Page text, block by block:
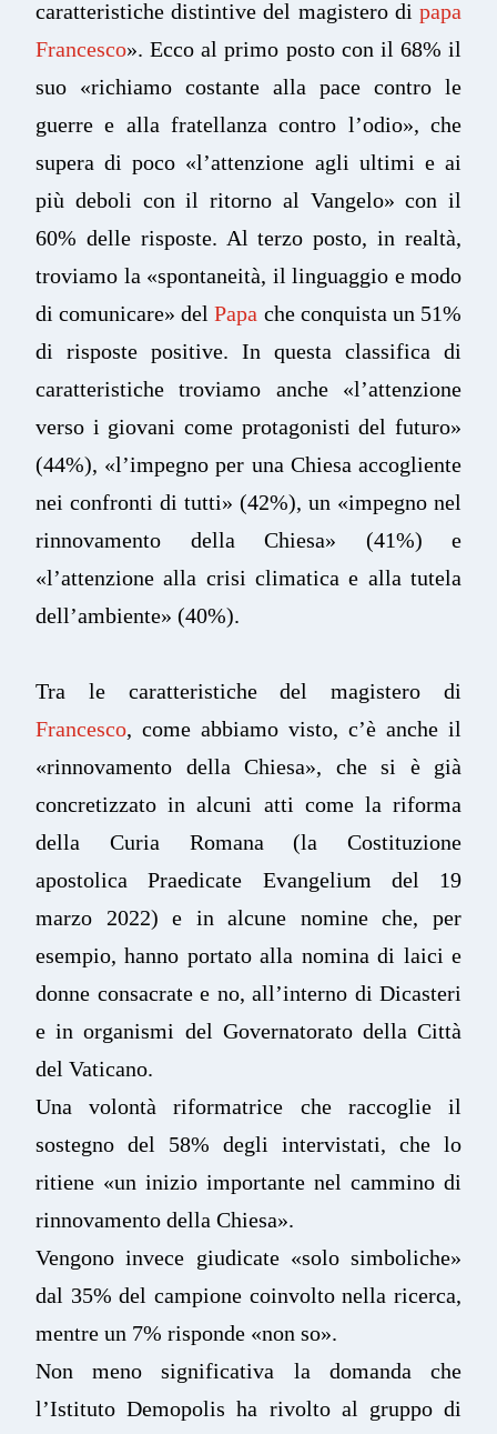
caratteristiche distintive del magistero di papa
Francesco». Ecco al primo posto con il 68% il
suo «richiamo costante alla pace contro le
guerre e alla fratellanza contro l’odio», che
supera di poco «l’attenzione agli ultimi e ai
più deboli con il ritorno al Vangelo» con il
60% delle risposte. Al terzo posto, in realtà,
troviamo la «spontaneità, il linguaggio e modo
di comunicare» delPapa che conquista un 51%
di risposte positive. In questa classifica di
caratteristiche troviamo anche «l’attenzione
verso i giovani come protagonisti del futuro»
(44%), «l’impegno per una Chiesa accogliente
nei confronti di tutti» (42%), un «impegno nel
rinnovamento della Chiesa» (41%) e
«l’attenzione alla crisi climatica e alla tutela
dell’ambiente» (40%).
Tra le caratteristiche del magistero di
Francesco, come abbiamo visto, c’è anche il
«rinnovamento della Chiesa», che si è già
concretizzato in alcuni atti come la riforma
della Curia Romana (la Costituzione
apostolica Praedicate Evangelium del 19
marzo 2022) e in alcune nomine che, per
esempio, hanno portato alla nomina di laici e
donne consacrate e no, all’interno di Dicasteri
e in organismi del Governatorato della Città
del Vaticano.
Una volontà riformatrice che raccoglie il
sostegno del 58% degli intervistati, che lo
ritiene «un inizio importante nel cammino di
rinnovamento della Chiesa».
Vengono invece giudicate «solo simboliche»
dal 35% del campione coinvolto nella ricerca,
mentre un 7% risponde «non so».
Non meno significativa la domanda che
l’Istituto Demopolis ha rivolto al gruppo di